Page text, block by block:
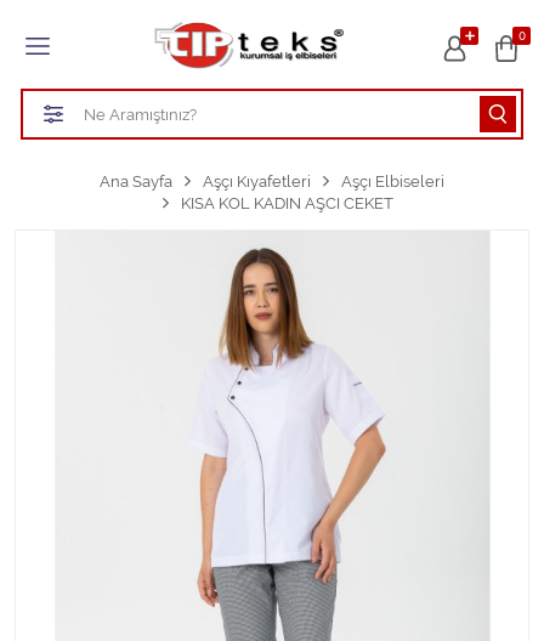
0
Tüm Kategoriler
HASTANE KIYAFETLERİ
TEMİZLİK PERSONEL FORMALARI
Ana Sayfa Aşçı Kıyafetleri
Aşçı Elbiseleri
KISA KOL KADIN AŞCI CEKET